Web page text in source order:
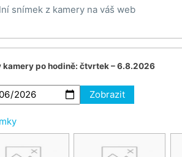
snímek z kamery na váš web
kamery po hodině: čtvrtek – 6.8.2026
Zobrazit